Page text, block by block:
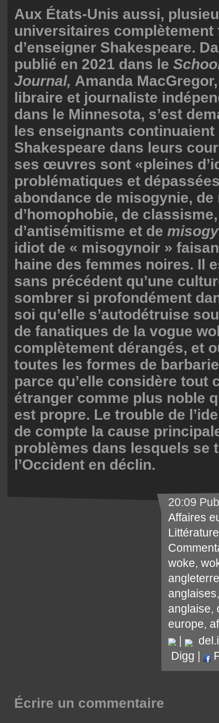
Aux États-Unis aussi,
universitaires complètement
d’enseigner Shakespeare.
publié en 2021 dans le
Journal, Amanda
libraire et journaliste
dans le Minnesota, s’est
les enseignants continuaient
Shakespeare dans leurs
ses œuvres sont «pleines
problématiques et
abondance de misogynie, de
d’homophobie, de classisme,
d’antisémitisme et de
idiot de « misogynoir »
haine des femmes noires. Il
sans précédent qu’une
sombrer si profondément
soi qu’elle s’autodétruise
de fanatiques de la vogue
complètement dérangés, et
toutes les formes de
parce qu’elle considère tout
étranger comme plus noble
est propre. Le trouble de
de compte la cause
problèmes dans lesquels se
l’Occident en déclin.
20:09
Affaires
Littérature
woke,
angleterre
anglaises
anglaise,
europe,
Digg
Écrire un commentaire